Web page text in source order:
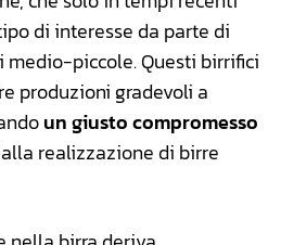
di interesse da parte di
medio-piccole. Questi birrifici
produzioni gradevoli a
un giusto compromesso
realizzazione di birre